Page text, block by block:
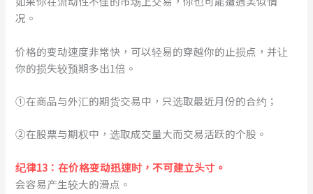
况。
价格的变动速度非常快，可以轻易的穿越你的止损点，并让
你的损失较预期多出1倍。
①在商品与外汇的期货交易中，只选取最近月份的合约；
②在股票与期权中，选取成交量大而交易活跃的个股。
纪律13：在价格变动迅速时，不可建立头寸。
会容易产生较大的滑点。